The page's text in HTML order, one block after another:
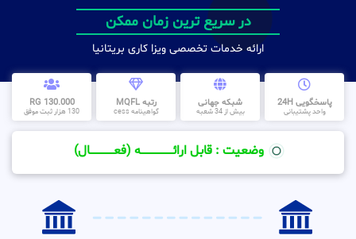
در سریع ترین زمان ممکن
ارائه خدمات تخصصی ویزا کاری بریتانیا
پاسخگویی 24H
واحد پشتیبانی
شبکه جهانی
بیش از 34 شعبه
رتبه MQFL
گواهینامه cess
130.000 RG
130 هزار ثبت موفق
وضعیت : قابل ارائــــــــــــــــــــه (فعـــــــــــــــال)